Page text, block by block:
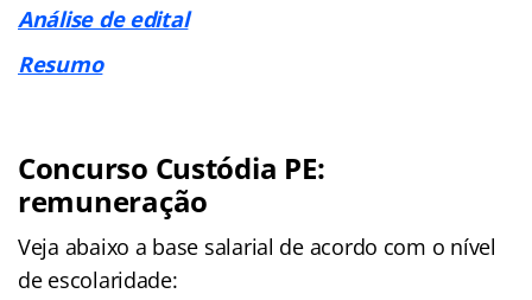
Análise de edital
Resumo
Concurso Custódia PE:
remuneração
Veja abaixo a base salarial de acordo com o nível
de escolaridade: